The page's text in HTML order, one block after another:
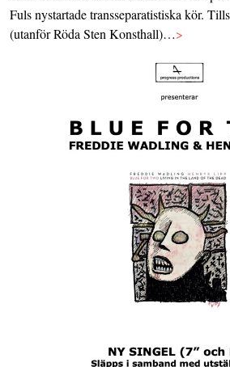
Fuls nystartade transseparatistiska kör.
(utanför Röda Sten Konsthall)…>